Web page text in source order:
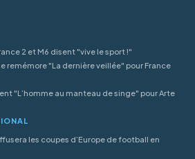
2 et M6 disent "vive le sport !"
remémore "La dernière veillée" pour France
"L’homme au manteau de singe" pour Arte
les coupes d’Europe de football en